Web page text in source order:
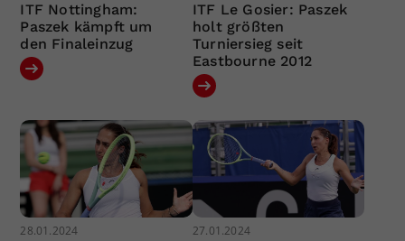
ITF Nottingham:
Paszek kämpft um
den Finaleinzug
ITF Le Gosier: Paszek
holt größten
Turniersieg seit
Eastbourne 2012
28.01.2024 27.01.2024